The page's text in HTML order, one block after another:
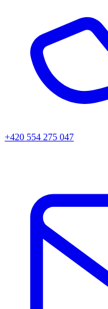
+420 554 275 047